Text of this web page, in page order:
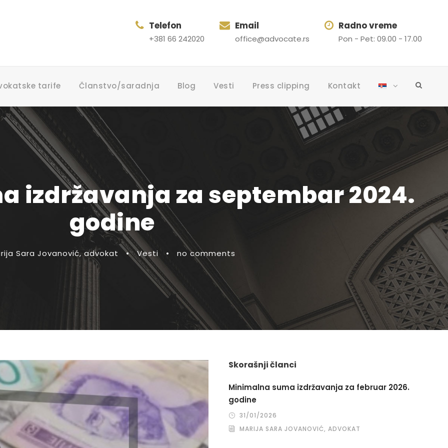
Telefon
+381 66 242020
Email
office@advocate.rs
Radno vreme
Pon - Pet: 09.00 - 17.00
tarife Članstvo/saradnja Blog Vesti Press clipping Kontakt
izdržavanja za septembar 2024.
godine
Sara Jovanović, advokat • Vesti • no comments
Skorašnji članci
Minimalna suma izdržavanja za februar 2026.
godine
31/01/2026
MARIJA SARA JOVANOVIĆ, ADVOKAT